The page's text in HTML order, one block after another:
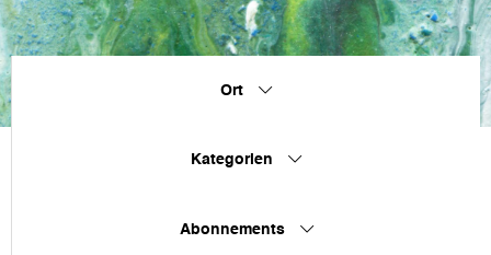
Ort
Kategorien
Abonnements